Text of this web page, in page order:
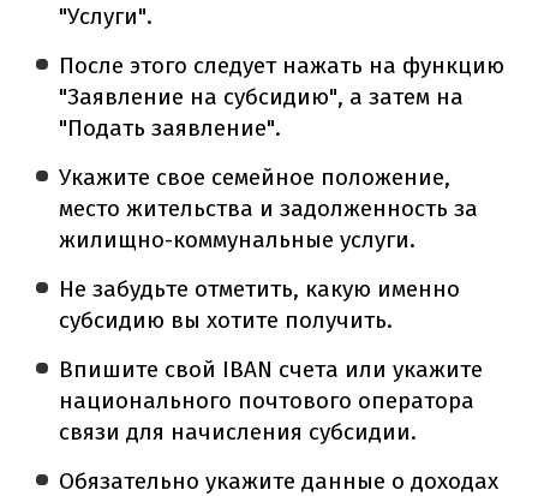
"Услуги".
После этого следует нажать на функцию
"Заявление на субсидию", а затем на
"Подать заявление".
Укажите свое семейное положение,
место жительства и задолженность за
жилищно-коммунальные услуги.
Не забудьте отметить, какую именно
субсидию вы хотите получить.
Впишите свой IBAN счета или укажите
национального почтового оператора
связи для начисления субсидии.
Обязательно укажите данные о доходах